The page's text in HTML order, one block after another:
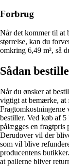
Forbrug
Når det kommer til at
størrelse, kan du
omkring 6,49 m², så
Sådan
Når du ønsker at
vigtigt at bemærke, at
Fragtomkostningerne
bestiller. Ved køb af 5
pålægges en fragtpris
Derudover vil der
som vil blive
producentens
at pallerne bliver